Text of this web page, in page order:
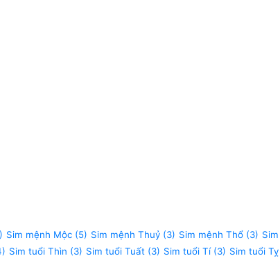
Sim mệnh Mộc (5) Sim mệnh Thuỷ (3) Sim mệnh Thổ (3) Sim
Sim tuổi Thìn (3) Sim tuổi Tuất (3) Sim tuổi Tí(3) Sim tuổi Tỵ